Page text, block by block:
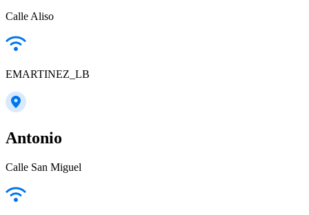
Calle Aliso
EMARTINEZ_LB
Antonio
Calle San Miguel